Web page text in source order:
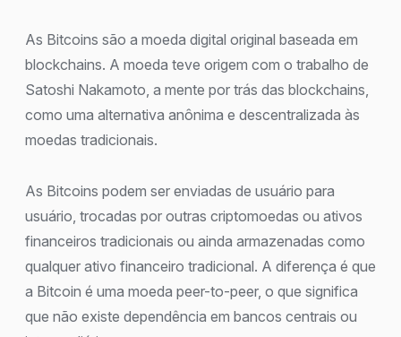
As Bitcoins são a moeda digital original baseada em
blockchains. A moeda teve origem com o trabalho de
Satoshi Nakamoto, a mente por trás das blockchains,
como uma alternativa anônima e descentralizada às
moedas tradicionais.
As Bitcoins podem ser enviadas de usuário para
usuário, trocadas por outras criptomoedas ou ativos
financeiros tradicionais ou ainda armazenadas como
qualquer ativo financeiro tradicional. A diferença é que
a Bitcoin é uma moeda peer-to-peer, o que significa
que não existe dependência em bancos centrais ou